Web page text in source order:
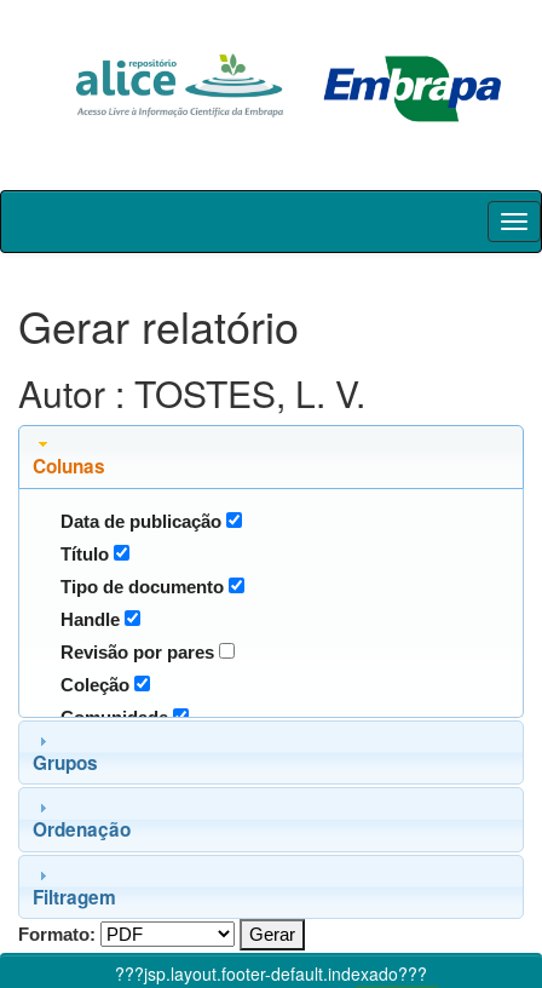
Skip
Gerar relatório
Autor : TOSTES, L. V.
Colunas
Data de publicação
Título
Tipo de documento
Handle
Revisão por pares
Coleção
Comunidade
Grupos
Ordenação
Filtragem
Formato:
???jsp.layout.footer-default.indexado???